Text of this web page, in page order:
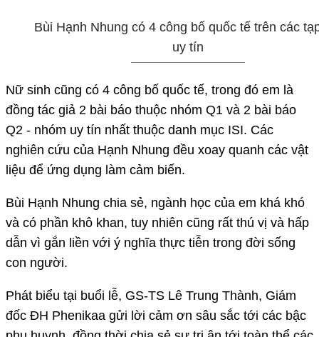
Bùi Hạnh Nhung có 4 công bố quốc tế trên các
uy tín
Nữ sinh cũng có 4 công bố quốc tế, trong đó em là
đồng tác giả 2 bài báo thuộc nhóm Q1 và 2 bài báo
Q2 - nhóm uy tín nhất thuộc danh mục ISI. Các
nghiên cứu của Hạnh Nhung đều xoay quanh các vật
liệu để ứng dụng làm cảm biến.
Bùi Hạnh Nhung chia sẻ, ngành học của em khá khó
và có phần khô khan, tuy nhiên cũng rất thú vị và hấp
dẫn vì gắn liền với ý nghĩa thực tiễn trong đời sống
con người.
Phát biểu tại buổi lễ, GS-TS Lê Trung Thành, Giám
đốc ĐH Phenikaa gửi lời cảm ơn sâu sắc tới các bậc